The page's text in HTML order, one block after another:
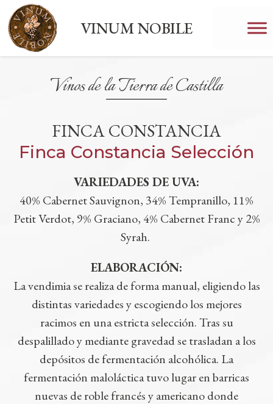
VINUM NOBILE
Vinos de la Tierra de Castilla
FINCA CONSTANCIA
Finca Constancia Selección
VARIEDADES DE UVA:
40% Cabernet Sauvignon, 34% Tempranillo, 11%
Petit Verdot, 9% Graciano, 4% Cabernet Franc y 2%
Syrah.
ELABORACIÓN:
La vendimia se realiza de forma manual, eligiendo las
distintas variedades y escogiendo los mejores
racimos en una estricta selección. Tras su
despalillado y mediante gravedad se trasladan a los
depósitos de fermentación alcohólica. La
fermentación maloláctica tuvo lugar en barricas
nuevas de roble francés y americano donde